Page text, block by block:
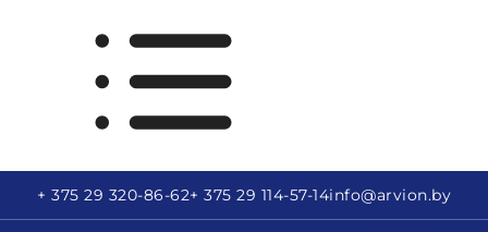
+ 375 29 320-86-62+ 375 29 114-57-14info@arvion.by